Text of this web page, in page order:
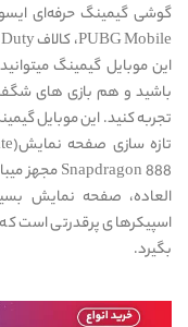
این موبایل گیمینگ
باشید و هم بازی های
العاده، صفحه نمایش
اسپیکرهای پرقدرتی است
بگیرد.